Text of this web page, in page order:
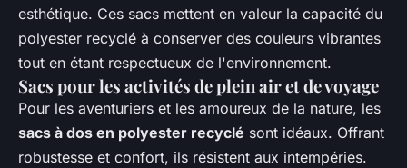
esthétique. Ces sacs mettent en valeur la capacité du
polyester recyclé à conserver des couleurs vibrantes
tout en étant respectueux de l'environnement.
Sacs pour les activités de plein air et de voyage
Pour les aventuriers et les amoureux de la nature, les
sacs à dos en polyester recyclé sont idéaux. Offrant
robustesse et confort, ils résistent aux intempéries.